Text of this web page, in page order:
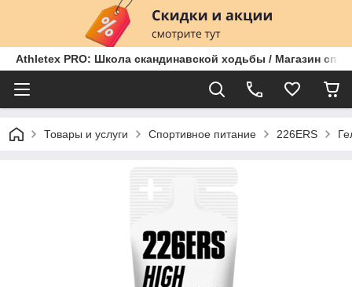
Athletex PRO: Школа скандинавской ходьбы / Магазин
Товары и услуги Спортивное питание 226ERS